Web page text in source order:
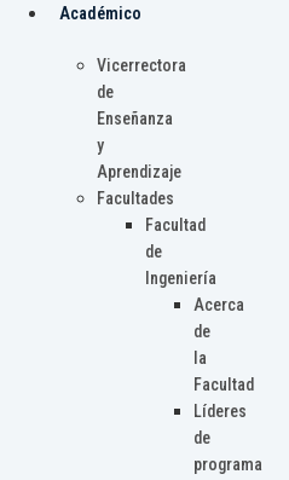
Académico
Vicerrectora
de
Enseñanza
y
Aprendizaje
Facultades
Facultad
de
Ingeniería
Acerca
de
la
Facultad
Líderes
de
programa